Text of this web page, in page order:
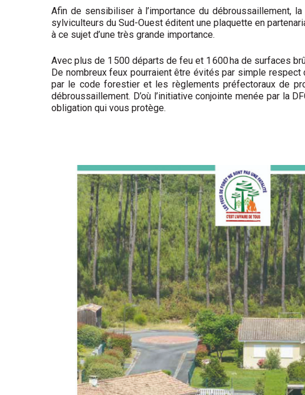
Afin de sensibiliser à l’importance du débroussaillement,
sylviculteurs du Sud-Ouest éditent une plaquette en
à ce sujet d’une très grande importance.
Avec plus de 1 500 départs de feu et 1 600 ha de surfaces
De nombreux feux pourraient être évités par simple
par le code forestier et les règlements préfectoraux de
débroussaillement. D’où l’initiative conjointe menée par la
obligation qui vous protège.